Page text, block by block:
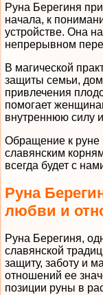
Руна Берегиня
начала, к
устройстве. Она
непрерывном
В магической
защиты семьи,
привлечения
помогает
внутреннюю силу
Обращение к руне
славянским
всегда будет с
Руна
любви и
Руна Берегиня,
славянской
защиту, заботу и
отношений ее
позиции руны в